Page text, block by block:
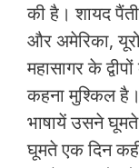
की है। शायद
और अमेरिका,
महासागर के
कहना मुश्किल
भाषायें उसने
घूमते एक दिन